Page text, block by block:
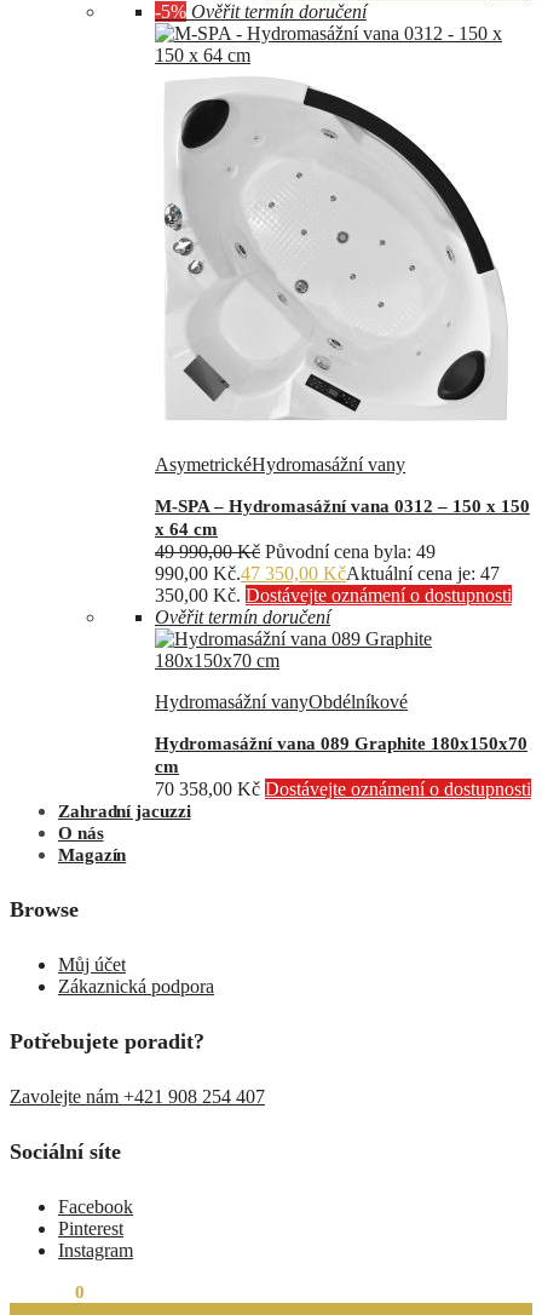
-5% Ověřit termín doručení
AsymetrickéHydromasážní vany
M-SPA – Hydromasážní vana 0312 – 150 x 150
x 64 cm
49 990,00Kč Původní cena byla: 49
990,00 Kč.47 350,00 KčAktuální cena je: 47
350,00 Kč. Dostávejte oznámení o dostupnosti
Ověřit termín doručení
Hydromasážní vanyObdélníkové
Hydromasážní vana 089 Graphite 180x150x70
cm
70 358,00 Kč Dostávejte oznámení o dostupnosti
Zahradní jacuzzi
O nás
Magazín
Browse
Můj účet
Zákaznická podpora
Potřebujete poradit?
Zavolejte nám +421 908 254 407
Sociální síte
Facebook
Pinterest
Instagram
0